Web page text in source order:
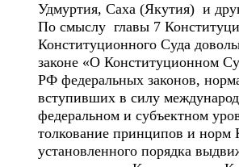
Удмуртия, Саха (Якутия) и
По смыслу главы 7
Конституционного Суда
законе «О Конституционном
РФ федеральных законов,
вступивших в силу
федеральном и субъектном
толкование принципов и норм
установленного порядка